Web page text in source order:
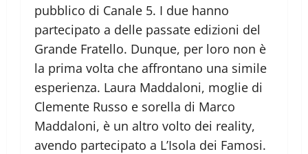
pubblico di Canale 5. I due hanno
partecipato a delle passate edizioni del
Grande Fratello. Dunque, per loro non è
la prima volta che affrontano una simile
esperienza. Laura Maddaloni, moglie di
Clemente Russo e sorella di Marco
Maddaloni, è un altro volto dei reality,
avendo partecipato a L’Isola dei Famosi.